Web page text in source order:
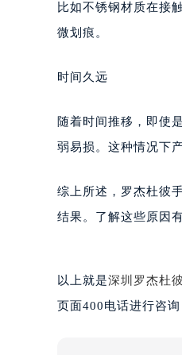
石家
内蒙
甘肃
黑龙
黑龙
黑龙
黑龙
比如不锈钢材质在接
微划痕。
时间久远
随着时间推移，即使
弱易损。这种情况下
综上所述，罗杰杜彼
结果。了解这些原因
以上就是深圳罗杰杜
页面400电话进行咨